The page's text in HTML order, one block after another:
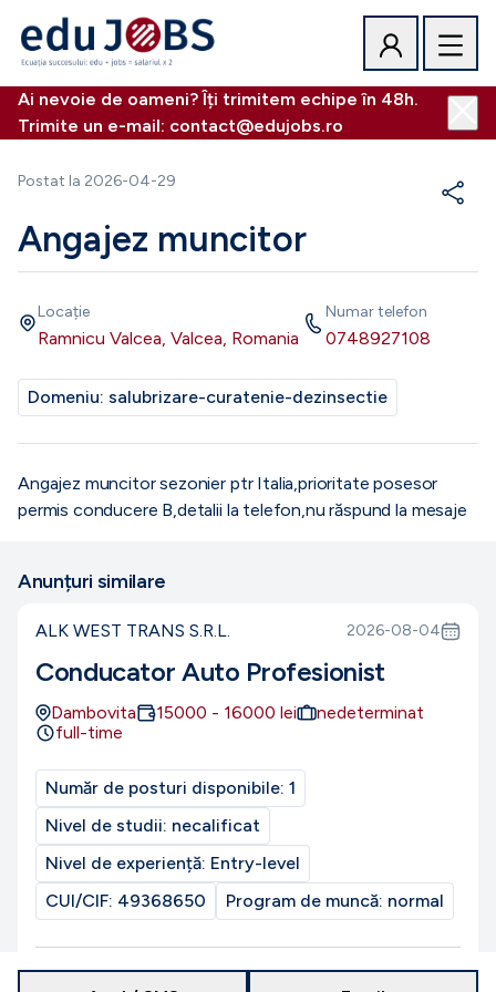
Ai nevoie de oameni? Îți trimitem echipe în 48h.
Trimite un e-mail: contact@edujobs.ro
Postat la 2026-04-29
Angajez muncitor
Locație
Ramnicu Valcea, Valcea, Romania
Numar telefon
0748927108
Domeniu: salubrizare-curatenie-dezinsectie
Angajez muncitor sezonier ptr Italia,prioritate posesor
permis conducere B,detalii la telefon,nu răspund la mesaje
Anunțuri similare
ALK WEST TRANS S.R.L. 2026-08-04
Conducator Auto Profesionist
Dambovita 15000 - 16000 lei
nedeterminat
full-time
Număr de posturi disponibile: 1
Nivel de studii: necalificat
Nivel de experiență: Entry-level
CUI/CIF: 49368650 Program de muncă: normal